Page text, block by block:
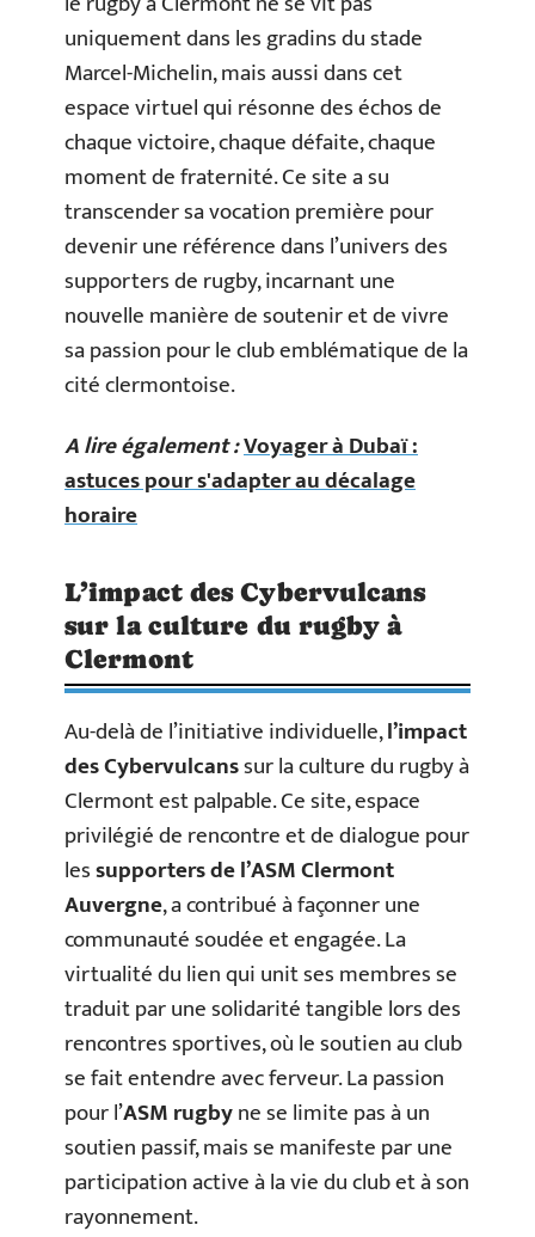
uniquement dans les gradins du stade
Marcel-Michelin, mais aussi dans cet
espace virtuel qui résonne des échos de
chaque victoire, chaque défaite, chaque
moment de fraternité. Ce site a su
transcender sa vocation première pour
devenir une référence dans l’univers des
supporters de rugby, incarnant une
nouvelle manière de soutenir et de vivre
sa passion pour le club emblématique de la
cité clermontoise.
A lire également :Voyager à Dubaï :
astuces pour s'adapter au décalage
horaire
L’impact des Cybervulcans
sur la culture du rugby à
Clermont
Au-delà de l’initiative individuelle,l’impact
des Cybervulcanssur la culture du rugby à
Clermont est palpable. Ce site, espace
privilégié de rencontre et de dialogue pour
lessupporters de l’ASM Clermont
Auvergne, a contribué à façonner une
communauté soudée et engagée. La
virtualité du lien qui unit ses membres se
traduit par une solidarité tangible lors des
rencontres sportives, où le soutien au club
se fait entendre avec ferveur. La passion
pour l’ASM rugbyne se limite pas à un
soutien passif, mais se manifeste par une
participation active à la vie du club et à son
rayonnement.